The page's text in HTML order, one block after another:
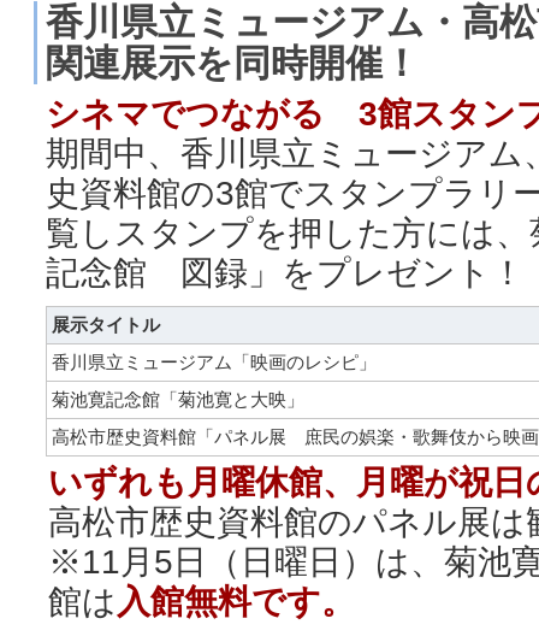
香川県立ミュージアム・高
関連展示を同時開催！
シネマでつながる 3館スタン
期間中、香川県立ミュージアム
史資料館の3館でスタンプラリ
覧しスタンプを押した方には
記念館 図録」をプレゼント！
展示タイトル
香川県立ミュージアム「映画のレシピ」
菊池寛記念館「菊池寛と大映」
高松市歴史資料館「パネル展 庶民の娯楽・歌舞伎から映
いずれも月曜休館、月曜が祝
高松市歴史資料館のパネル展は
※11月5日（日曜日）は、菊池
館は 入館無料です。